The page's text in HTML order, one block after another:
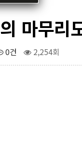
마무리
0건 2,254회